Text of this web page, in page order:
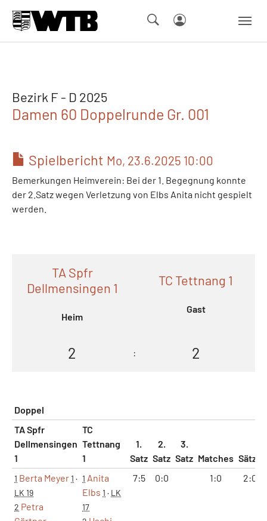
Bezirk F - D 2025
Damen 60 Doppelrunde Gr. 001
Spielbericht Mo, 23.6.2025 10:00
Bemerkungen Heimverein: Bei der 1. Begegnung konnte
der 2.Satz wegen Verletzung von Elbs Anita nicht gespielt
werden.
TA Spfr
Dellmensingen 1
Heim
TC Tettnang 1
Gast
2 : 2
Doppel
TA Spfr
Dellmensingen
1
TC
Tettnang
1
1.
Satz
2.
Satz
3.
Satz Matches Sätze
1 Berta Meyer1 ·
LK 19
2 Petra
1 Anita
Elbs 1 · LK
17
7:5 0:0 1:0 2:0